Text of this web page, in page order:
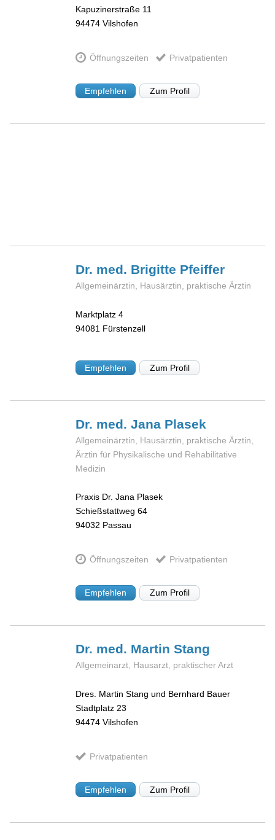
Kapuzinerstraße 11
94474 Vilshofen
Öffnungszeiten Privatpatienten
Empfehlen Zum Profil
Dr. med. Brigitte Pfeiffer
Allgemeinärztin, Hausärztin, praktische Ärztin
Marktplatz 4
94081 Fürstenzell
Empfehlen Zum Profil
Dr. med. Jana Plasek
Allgemeinärztin, Hausärztin, praktische Ärztin,
Ärztin für Physikalische und Rehabilitative
Medizin
Praxis Dr. Jana Plasek
Schießstattweg 64
94032 Passau
Öffnungszeiten Privatpatienten
Empfehlen Zum Profil
Dr. med. MartinStang
Allgemeinarzt, Hausarzt, praktischer Arzt
Dres. Martin Stang und Bernhard Bauer
Stadtplatz 23
94474 Vilshofen
Privatpatienten
Empfehlen Zum Profil